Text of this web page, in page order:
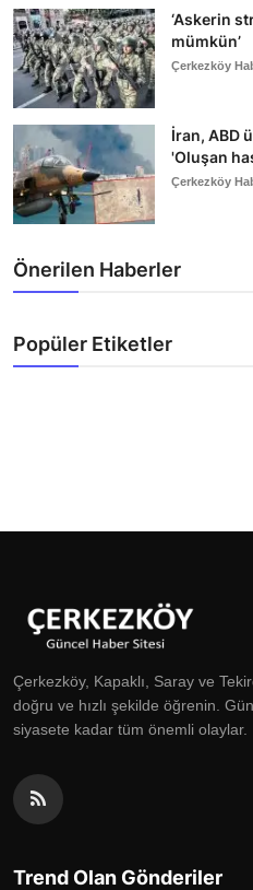
‘Askerin
mümkün’
Çerkezköy
İran, ABD
'Oluşan
Çerkezköy
Önerilen Haberler
Popüler Etiketler
Çerkezköy, Kapaklı, Saray ve
doğru ve hızlı şekilde öğrenin.
siyasete kadar tüm önemli olaylar.
Trend Olan Gönderiler